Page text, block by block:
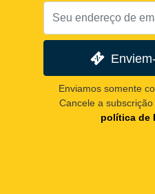
Enviamos somente
Cancele a
política de